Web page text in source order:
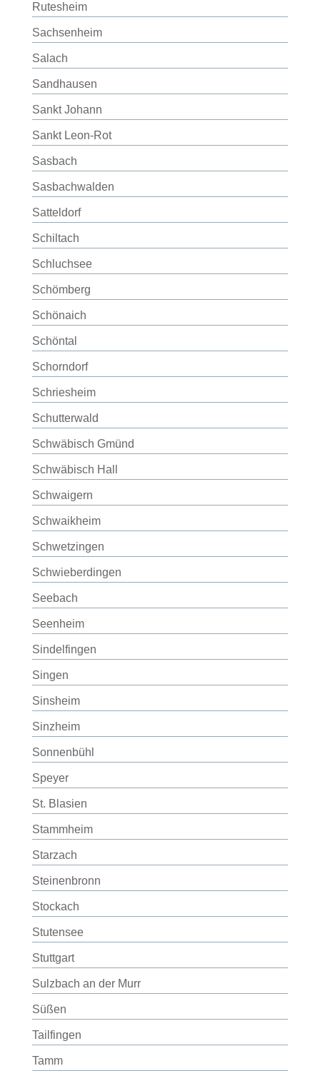
Rutesheim
Sachsenheim
Salach
Sandhausen
Sankt Johann
Sankt Leon-Rot
Sasbach
Sasbachwalden
Satteldorf
Schiltach
Schluchsee
Schömberg
Schönaich
Schöntal
Schorndorf
Schriesheim
Schutterwald
Schwäbisch Gmünd
Schwäbisch Hall
Schwaigern
Schwaikheim
Schwetzingen
Schwieberdingen
Seebach
Seenheim
Sindelfingen
Singen
Sinsheim
Sinzheim
Sonnenbühl
Speyer
St. Blasien
Stammheim
Starzach
Steinenbronn
Stockach
Stutensee
Stuttgart
Sulzbach an der Murr
Süßen
Tailfingen
Tamm